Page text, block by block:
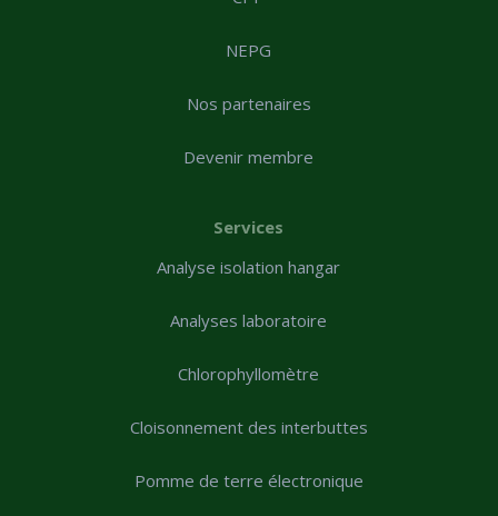
NEPG
Nos partenaires
Devenir membre
Services
Analyse isolation hangar
Analyses laboratoire
Chlorophyllomètre
Cloisonnement des interbuttes
Pomme de terre électronique